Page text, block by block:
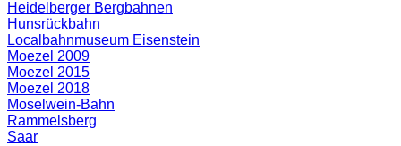
Heidelberger Bergbahnen
Hunsrückbahn
Localbahnmuseum Eisenstein
Moezel 2009
Moezel 2015
Moezel 2018
Moselwein-Bahn
Rammelsberg
Saar